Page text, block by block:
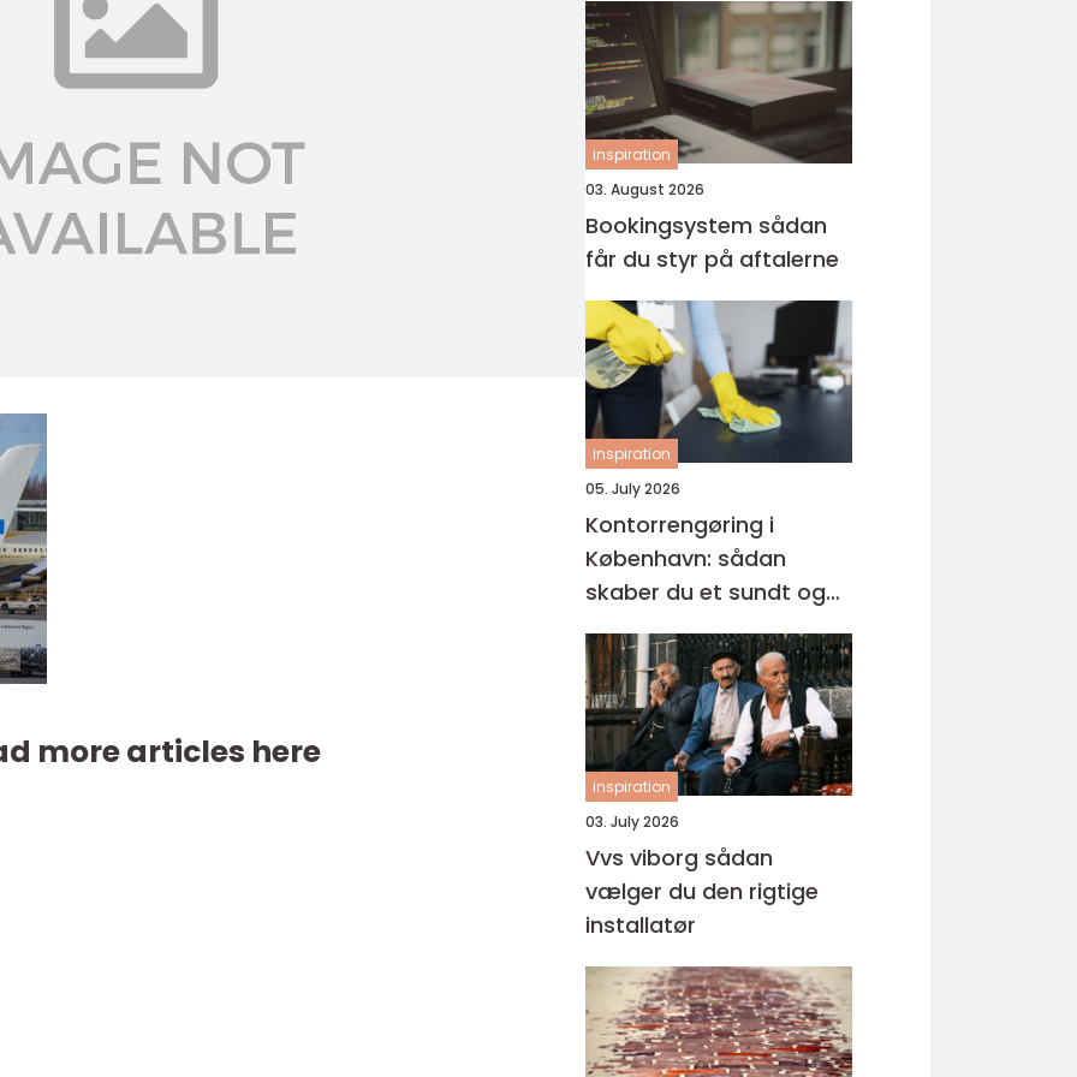
more articles here
inspiration
03. August 2026
Bookingsystem sådan
får du styr på aftalerne
inspiration
05. July 2026
Kontorrengøring i
København: sådan
skaber du et sundt og
professionelt
arbejdsmiljø
inspiration
03. July 2026
Vvs viborg sådan
vælger du den rigtige
installatør